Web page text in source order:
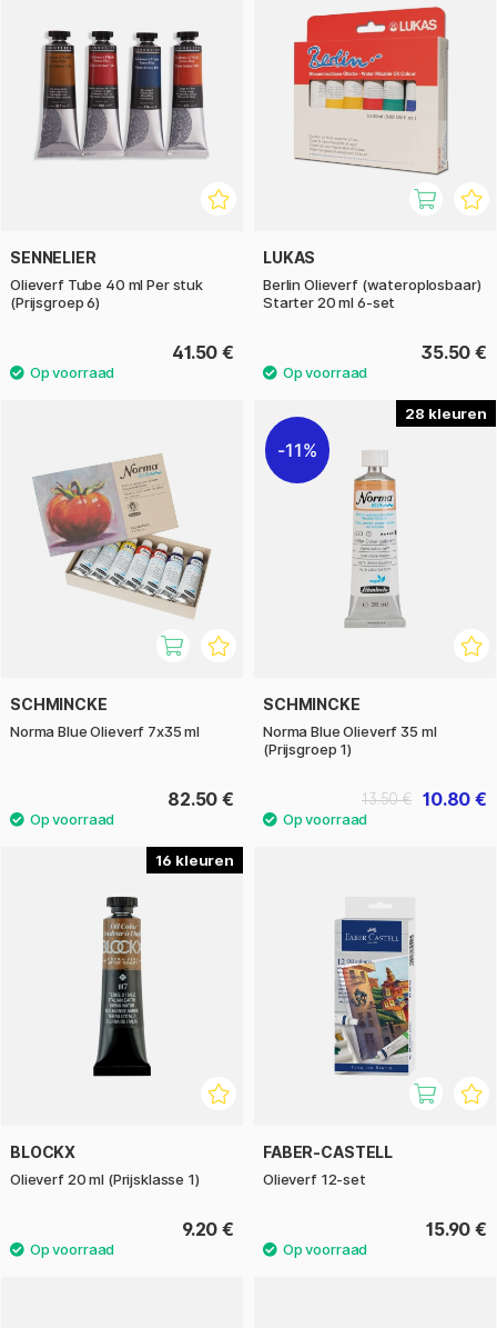
SENNELIER
Olieverf Tube 40 ml Per stuk
(Prijsgroep 6)
41.50 €
LUKAS
Berlin Olieverf (wateroplosbaar)
Starter 20 ml 6-set
35.50 €
SCHMINCKE
Norma Blue Olieverf 7x35 ml
82.50 €
28
11%
SCHMINCKE
Norma Blue Olieverf 35 ml
(Prijsgroep 1)
10.80 €
13.50 €
16
BLOCKX
Olieverf 20 ml (Prijsklasse 1)
9.20 €
FABER-CASTELL
Olieverf 12-set
15.90 €